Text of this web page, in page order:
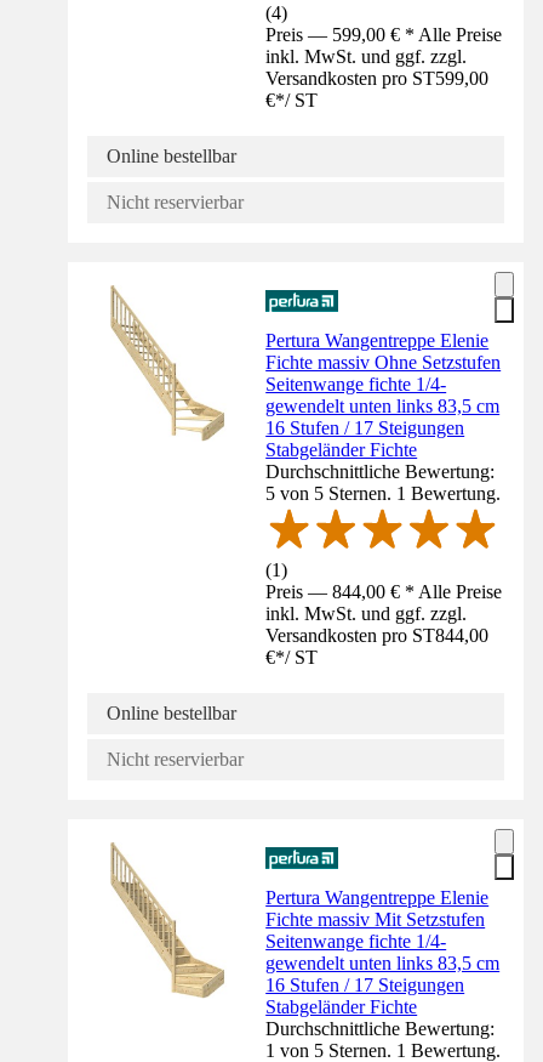
(4)
Preis — 599,00 € * Alle Preise
inkl. MwSt. und ggf. zzgl.
Versandkosten pro ST599,00
€*/ ST
Online bestellbar
Nicht reservierbar
Pertura Wangentreppe Elenie
Fichte massiv Ohne Setzstufen
Seitenwange fichte 1/4-
gewendelt unten links 83,5 cm
16 Stufen / 17 Steigungen
Stabgeländer Fichte
Durchschnittliche Bewertung:
5 von 5 Sternen. 1 Bewertung.
(1)
Preis — 844,00 € * Alle Preise
inkl. MwSt. und ggf. zzgl.
Versandkosten pro ST844,00
€*/ ST
Online bestellbar
Nicht reservierbar
Pertura Wangentreppe Elenie
Fichte massiv Mit Setzstufen
Seitenwange fichte 1/4-
gewendelt unten links 83,5 cm
16 Stufen / 17 Steigungen
Stabgeländer Fichte
Durchschnittliche Bewertung:
1 von 5 Sternen. 1 Bewertung.